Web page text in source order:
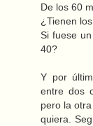
De los 60
¿Tienen
Si fuese
40?
Y por
entre dos
pero la
quiera.